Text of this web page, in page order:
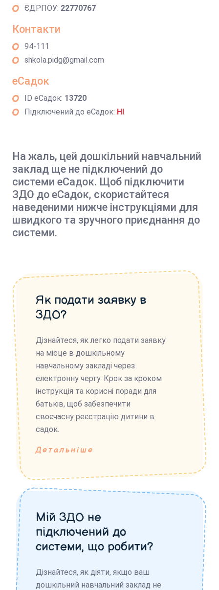
ЄДРПОУ: 22770767
Контакти
94-111
shkola.pidg@gmail.com
еСадок
ID еСадок: 13720
Підключений до еСадок: НІ
На жаль, цей дошкільний навчальний
заклад ще не підключений до
системи еСадок. Щоб підключити
ЗДО до еСадок, скористайтеся
наведеними нижче інструкціями для
швидкого та зручного приєднання до
системи.
Як подати заявку в
ЗДО?
Дізнайтеся, як легко подати заявку
на місце в дошкільному
навчальному закладі через
електронну чергу. Крок за кроком
інструкція та корисні поради для
батьків, щоб забезпечити
своєчасну реєстрацію дитини в
садок.
Детальніше
Мій ЗДО не
підключений до
системи, що робити?
Дізнайтеся, як діяти, якщо ваш
дошкільний навчальний заклад не